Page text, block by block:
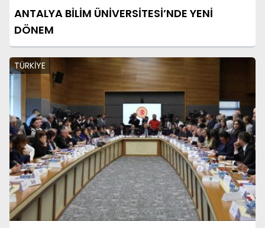
ANTALYA BİLİM ÜNİVERSİTESİ’NDE YENİ
DÖNEM
TÜRKİYE